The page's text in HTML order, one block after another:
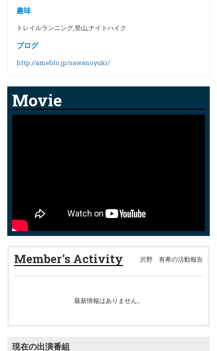
趣味
トレイルランニング,登山,ナイトハイク
ブログ
http://ameblo.jp/sawanoyuki/
Movie
Member's Activity 沢野 有希の活動報告
最新情報はありません。
現在の出演番組